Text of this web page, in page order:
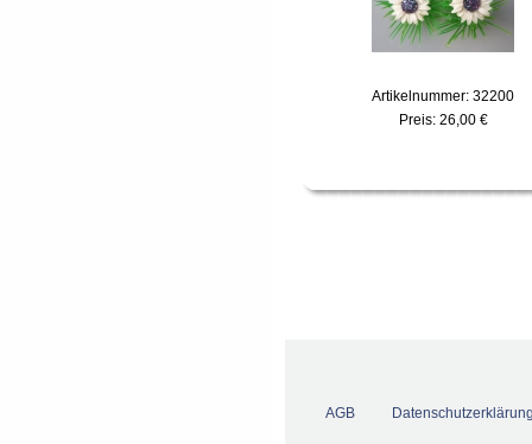
Artikelnummer: 32200
Preis: 26,00 €
AGB